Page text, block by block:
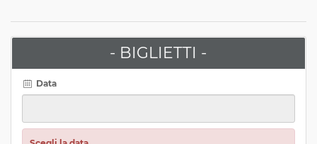
- BIGLIETTI -
Data